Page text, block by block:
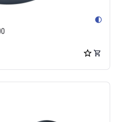
contrast